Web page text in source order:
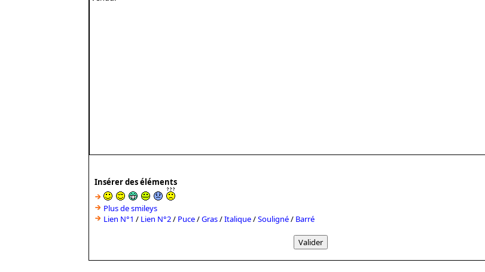
Insérer des éléments
Plus de smileys
Lien N°1 / Lien N°2/ Puce/Gras/Italique/Souligné/ Barré